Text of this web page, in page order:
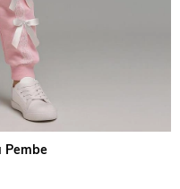
Pembe